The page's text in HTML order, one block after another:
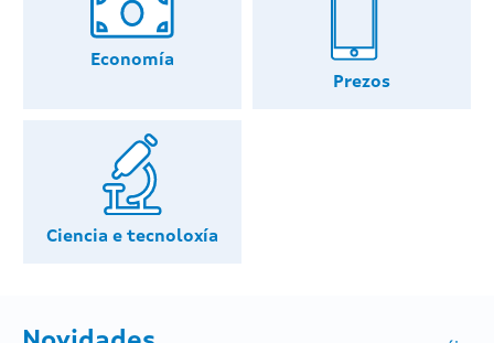
Economía
Prezos
Ciencia e tecnoloxía